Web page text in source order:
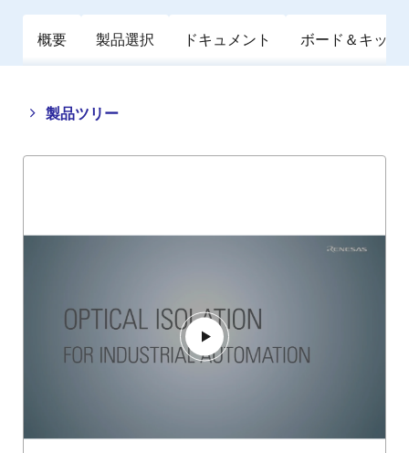
概要 製品選択 ドキュメント ボード＆キット
製品ツリー
Close
tree
Open
tree